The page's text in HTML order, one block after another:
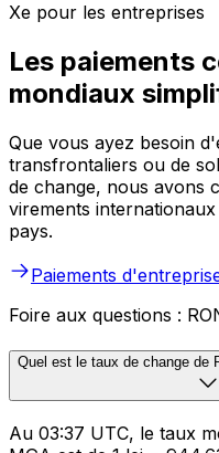
Xe pour les entreprises
Les paiements
mondiaux
Que vous ayez besoin
transfrontaliers ou de
de change, nous avons
virements
pays.
Paiements
Foire aux questions :
Quel est le taux de change de
Au 03:37 UTC, le taux